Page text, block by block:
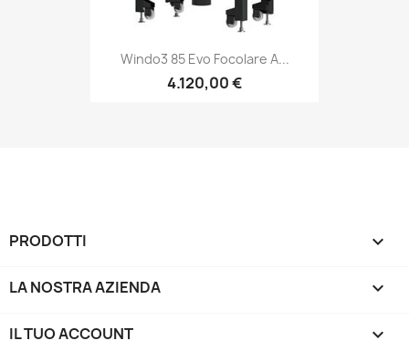
Windo3 85 Evo Focolare A...
4.120,00 €
PRODOTTI 
LA NOSTRA AZIENDA 
IL TUO ACCOUNT 